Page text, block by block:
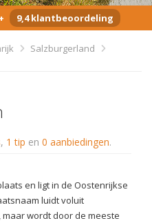
+ 9,4 klantbeoordeling
Salzburgerland
, 1 tip en 0 aanbiedingen.
en ligt in de Oostenrijkse
luidt voluit
wordt door de meeste